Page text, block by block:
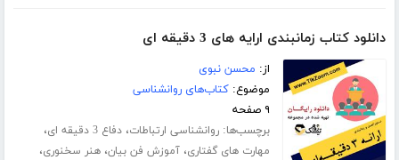
دانلود کتاب زمانبندی ارایه های 3 دقیقه ای
از: محسن نبوی
موضوع:کتاب‌های روانشناسی
۹ صفحه
برچسب‌ها:روانشناسی ارتباطات،دفاع 3 دقیقه ای ،
مهارت های گفتاری،آموزش فن بیان،هنر سخنوری،